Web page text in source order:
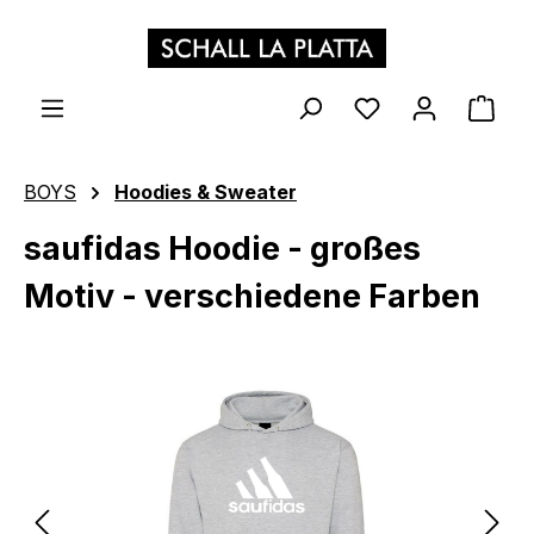
Zum Hauptinhalt springen
BOYS Hoodies & Sweater
saufidas Hoodie - großes
Motiv - verschiedene Farben
Bildergalerie überspringen